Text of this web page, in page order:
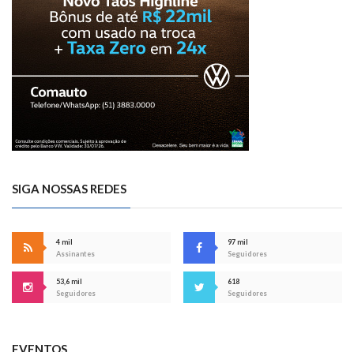
SIGA NOSSAS REDES
4 mil
Assinantes
97 mil
Seguidores
53,6 mil
Seguidores
618
Seguidores
EVENTOS